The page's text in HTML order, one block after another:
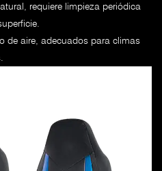
requiere limpieza periódica
de aire, adecuados para climas